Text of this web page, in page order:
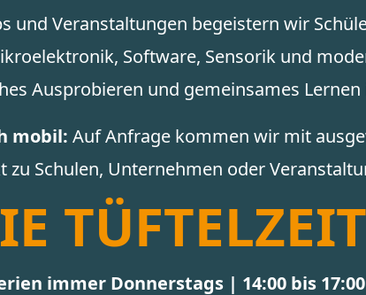
und Veranstaltungen begeistern wir
Software, Sensorik und
Ausprobieren und gemeinsames
mobil: Auf Anfrage kommen wir mit
zu Schulen, Unternehmen oder
TÜFTELZEIT
immer Donnerstags | 14:00 bis